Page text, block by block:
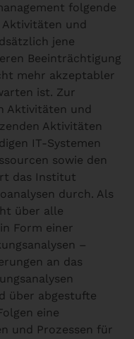
folgende
und
jene
Beeinträchtigung
mehr akzeptabler
ist. Zur
Aktivitäten und
Aktivitäten
IT-Systemen
sowie den
das Institut
durch. Als
über alle
Form einer
–
an das
über abgestufte
eine
und Prozessen für